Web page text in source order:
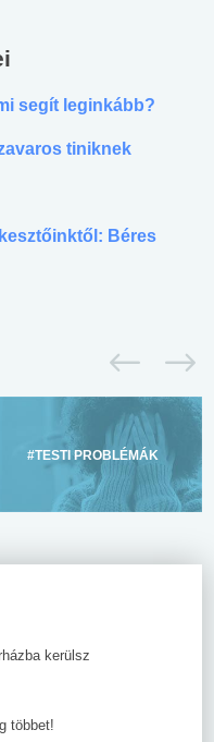
segít leginkább?
tiniknek
Béres
#TESTI PROBLÉMÁK
kerülsz
többet!